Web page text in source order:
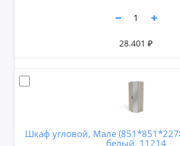
28.401 ₽
Шкаф угловой, Мале
белый, 11214